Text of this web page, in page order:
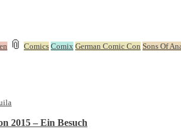
📎 and
Comics Comix German Comic Con Sons Of
2015 – Ein Besuch